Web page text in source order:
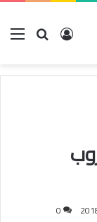
بحث عنتسجيل
0